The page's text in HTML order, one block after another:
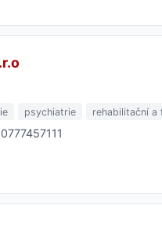
psychiatrie rehabilitační a